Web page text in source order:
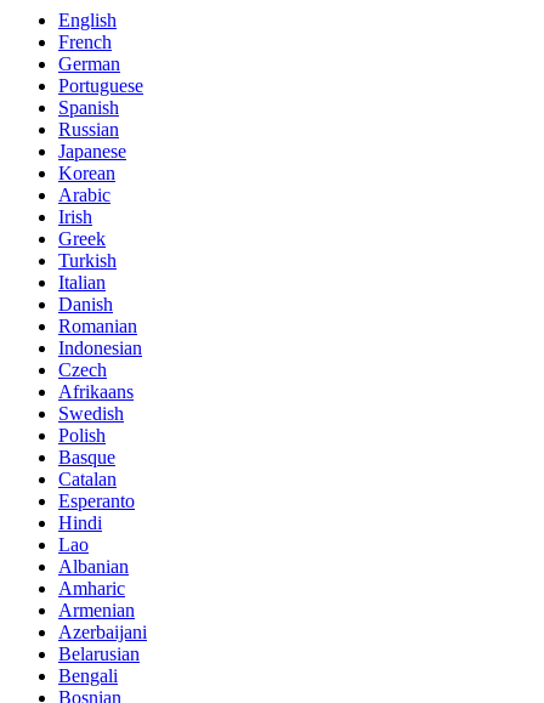
English
French
German
Portuguese
Spanish
Russian
Japanese
Korean
Arabic
Irish
Greek
Turkish
Italian
Danish
Romanian
Indonesian
Czech
Afrikaans
Swedish
Polish
Basque
Catalan
Esperanto
Hindi
Lao
Albanian
Amharic
Armenian
Azerbaijani
Belarusian
Bengali
Bosnian